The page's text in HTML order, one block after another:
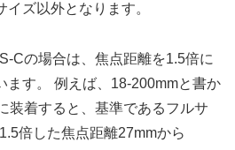
ズ以外となります。
Cの場合は、焦点距離を1.5倍に
ます。 例えば、18-200mmと書か
装着すると、基準であるフルサ
倍した焦点距離27mmから